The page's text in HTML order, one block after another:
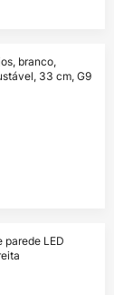
branco,
33 cm, G9
parede LED